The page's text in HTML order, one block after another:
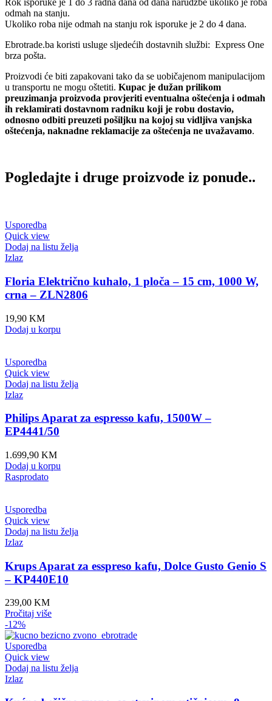
Rok isporuke je 1 do 3 radna dana od dana narudžbe ukoliko je roba
odmah na stanju.
Ukoliko roba nije odmah na stanju rok isporuke je 2 do 4 dana.
Ebrotrade.ba koristi usluge sljedećih dostavnih službi: Express One
brza pošta.
Proizvodi će biti zapakovani tako da se uobičajenom manipulacijom
u transportu ne mogu oštetiti. Kupac je dužan prilikom
preuzimanja proizvoda provjeriti eventualna oštećenja i odmah
ih reklamirati dostavnom radniku koji je robu dostavio,
odnosno odbiti preuzeti pošiljku na kojoj su vidljiva vanjska
oštećenja, naknadne reklamacije za oštećenja ne uvažavamo.
Pogledajte i druge proizvode iz ponude..
Usporedba
Quick view
Dodaj na listu želja
Izlaz
Floria Električno kuhalo, 1 ploča – 15 cm, 1000 W,
crna – ZLN2806
19,90 KM
Dodaj u korpu
Usporedba
Quick view
Dodaj na listu želja
Izlaz
Philips Aparat za espresso kafu, 1500W –
EP4441/50
1.699,90 KM
Dodaj u korpu
Rasprodato
Usporedba
Quick view
Dodaj na listu želja
Izlaz
Krups Aparat za esspreso kafu, Dolce Gusto Genio S
– KP440E10
239,00 KM
Pročitaj više
-12%
Usporedba
Quick view
Dodaj na listu želja
Izlaz